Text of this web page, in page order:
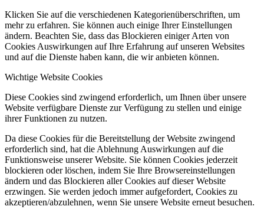
Klicken Sie auf die verschiedenen Kategorienüberschriften, um
mehr zu erfahren. Sie können auch einige Ihrer Einstellungen
ändern. Beachten Sie, dass das Blockieren einiger Arten von
Cookies Auswirkungen auf Ihre Erfahrung auf unseren Websites
und auf die Dienste haben kann, die wir anbieten können.
Wichtige Website Cookies
Diese Cookies sind zwingend erforderlich, um Ihnen über unsere
Website verfügbare Dienste zur Verfügung zu stellen und einige
ihrer Funktionen zu nutzen.
Da diese Cookies für die Bereitstellung der Website zwingend
erforderlich sind, hat die Ablehnung Auswirkungen auf die
Funktionsweise unserer Website. Sie können Cookies jederzeit
blockieren oder löschen, indem Sie Ihre Browsereinstellungen
ändern und das Blockieren aller Cookies auf dieser Website
erzwingen. Sie werden jedoch immer aufgefordert, Cookies zu
akzeptieren/abzulehnen, wenn Sie unsere Website erneut besuchen.